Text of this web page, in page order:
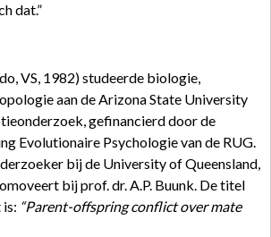
dat.”
VS, 1982) studeerde biologie,
aan de Arizona State University
gefinancierd door de
Evolutionaire Psychologie van de RUG.
bij de University of Queensland,
bij prof. dr. A.P. Buunk. De titel
“Parent-offspring conflict over mate